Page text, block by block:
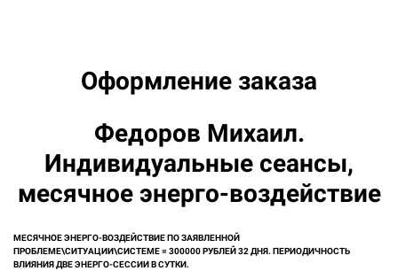
Оформление заказа
Федоров Михаил.
Индивидуальные сеансы,
месячное энерго-воздействие
МЕСЯЧНОЕ ЭНЕРГО-ВОЗДЕЙСТВИЕ ПО ЗАЯВЛЕННОЙ
ПРОБЛЕМЕ\СИТУАЦИИ\СИСТЕМЕ = 300000 РУБЛЕЙ 32 ДНЯ. ПЕРИОДИЧНОСТЬ
ВЛИЯНИЯ ДВЕ ЭНЕРГО-СЕССИИ В СУТКИ.